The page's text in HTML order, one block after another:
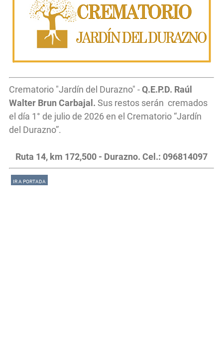
Crematorio "Jardín del Durazno" -Q.E.P.D. Raúl
Walter Brun Carbajal. Sus restos serán cremados
el día 1° de julio de 2026 en el Crematorio “Jardín
del Durazno”.
Ruta 14, km 172,500 - Durazno. Cel.: 096814097
IR A PORTADA